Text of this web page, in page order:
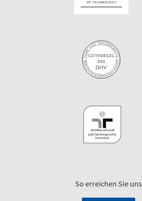
So erreichen Sie uns